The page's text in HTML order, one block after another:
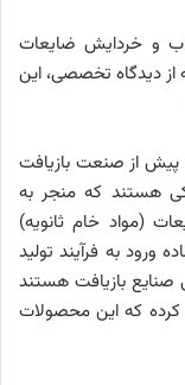
و خردایش ضایعات
از دیدگاه تخصصی، این
پیش از صنعت بازیافت
هستند که منجر به
(مواد خام ثانویه)
ورود به فرآیند تولید
صنایع بازیافت هستند
کرده که این محصولات